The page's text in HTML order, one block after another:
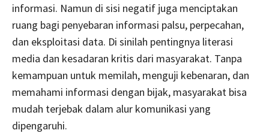
informasi. Namun di sisi negatif juga menciptakan
ruang bagi penyebaran informasi palsu, perpecahan,
dan eksploitasi data. Di sinilah pentingnya literasi
media dan kesadaran kritis dari masyarakat. Tanpa
kemampuan untuk memilah, menguji kebenaran, dan
memahami informasi dengan bijak, masyarakat bisa
mudah terjebak dalam alur komunikasi yang
dipengaruhi.